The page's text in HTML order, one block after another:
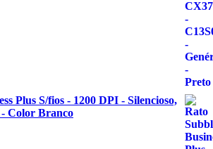
Plus S/fios - 1200 DPI - Silencioso,
Color Branco